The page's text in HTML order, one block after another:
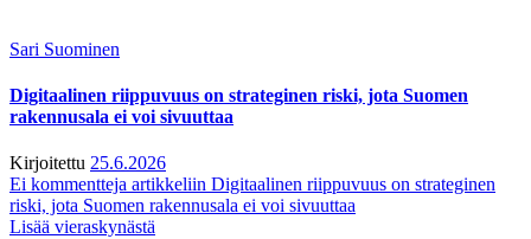
Sari Suominen
Digitaalinen riippuvuus on strateginen riski, jota Suomen
rakennusala ei voi sivuuttaa
Kirjoitettu 25.6.2026
Ei kommentteja artikkeliin Digitaalinen riippuvuus on strateginen
riski, jota Suomen rakennusala ei voi sivuuttaa
Lisää vieraskynästä